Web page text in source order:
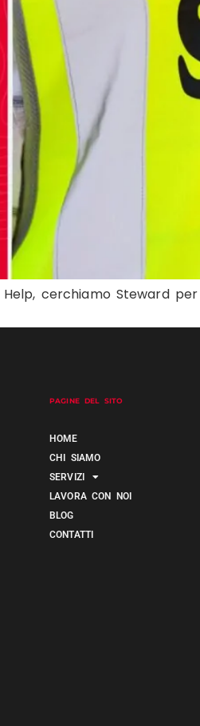
cerchiamo Steward
PAGINE DEL SITO
HOME
CHI SIAMO
SERVIZI
LAVORA CON NOI
BLOG
CONTATTI